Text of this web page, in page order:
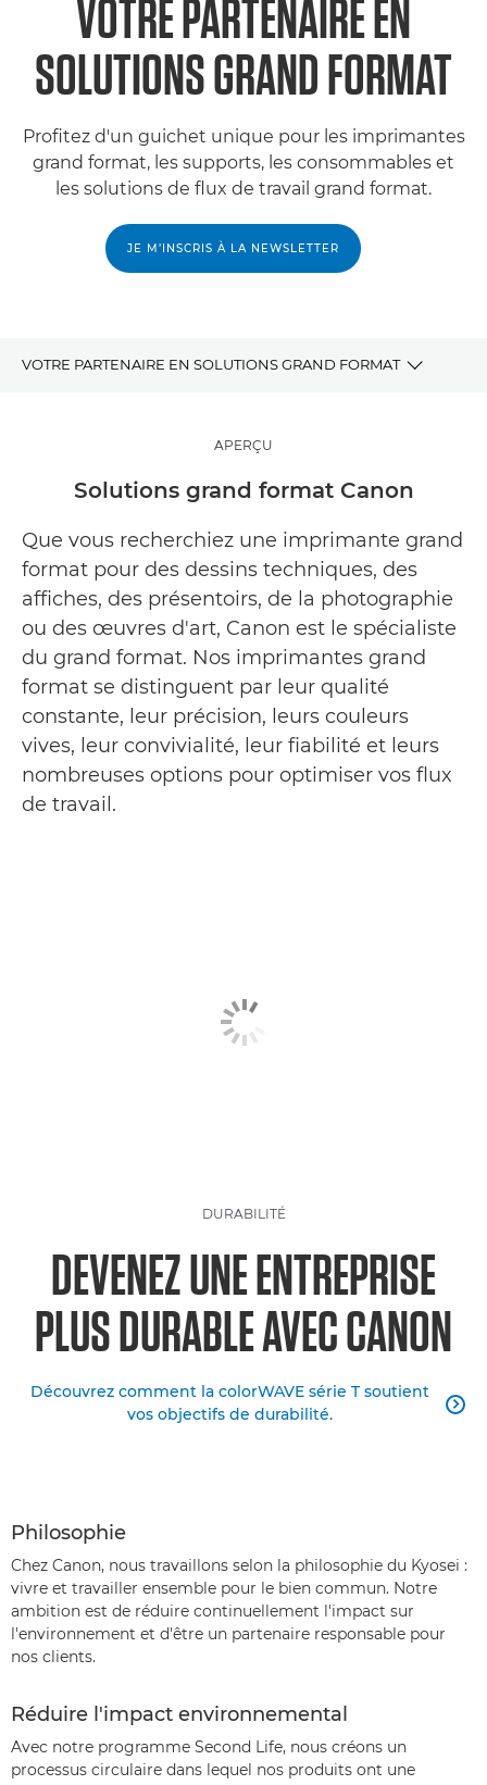
VOTRE PARTENAIRE EN
SOLUTIONS GRAND FORMAT
Profitez d'un guichet unique pour les imprimantes
grand format, les supports, les consommables et
les solutions de flux de travail grand format.
JE M’INSCRIS À LA NEWSLETTER
VOTRE PARTENAIRE EN SOLUTIONS GRAND FORMAT
Sécurité
Service
Imaging Supplies
Inspiration
Produits et solutions connexes
APERÇU
Solutions grand format Canon
Que vous recherchiez une imprimante grand
format pour des dessins techniques, des
affiches, des présentoirs, de la photographie
ou des œuvres d'art, Canon est le spécialiste
du grand format. Nos imprimantes grand
format se distinguent par leur qualité
constante, leur précision, leurs couleurs
vives, leur convivialité, leur fiabilité et leurs
nombreuses options pour optimiser vos flux
de travail.
DURABILITÉ
DEVENEZ UNE ENTREPRISE
PLUS DURABLE AVEC CANON
Découvrez comment la colorWAVE série T soutient
vos objectifs de durabilité.

Philosophie
Chez Canon, nous travaillons selon la philosophie du Kyosei :
vivre et travailler ensemble pour le bien commun. Notre
ambition est de réduire continuellement l'impact sur
l'environnement et d'être un partenaire responsable pour
nos clients.
Réduire l'impact environnemental
Avec notre programme Second Life, nous créons un
processus circulaire dans lequel nos produits ont une